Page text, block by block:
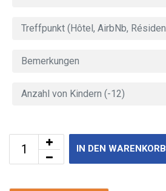
IN DEN WARENKORB